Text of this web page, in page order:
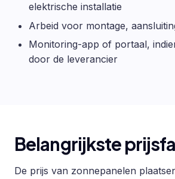
elektrische installatie
Arbeid voor montage,
Monitoring-app of portaal,
door de leverancier
Belangrijkste
De prijs van zonnepanelen